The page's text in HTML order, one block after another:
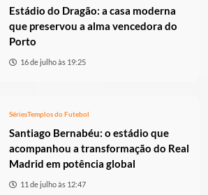
Estádio do Dragão: a casa moderna
que preservou a alma vencedora do
Porto
16 de julho às 19:25
SériesTemplos do Futebol
Santiago Bernabéu: o estádio que
acompanhou a transformação do Real
Madrid em potência global
11 de julho às 12:47